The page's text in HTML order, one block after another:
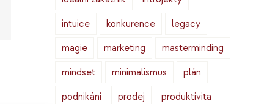
intuice
konkurence
legacy
magie
marketing
masterminding
mindset
minimalismus
plán
podnikání
prodej
produktivita